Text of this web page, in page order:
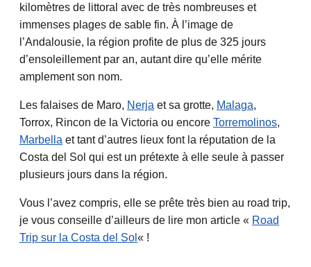
kilomètres de littoral avec de très nombreuses et
immenses plages de sable fin. À l’image de
l’Andalousie, la région profite de plus de 325 jours
d’ensoleillement par an, autant dire qu’elle mérite
amplement son nom.
Les falaises de Maro, Nerja et sa grotte, Malaga,
Torrox, Rincon de la Victoria ou encore Torremolinos,
Marbella et tant d’autres lieux font la réputation de la
Costa del Sol qui est un prétexte à elle seule à passer
plusieurs jours dans la région.
Vous l’avez compris, elle se prête très bien au road trip,
je vous conseille d’ailleurs de lire mon article « Road
Trip sur la Costa del Sol « !